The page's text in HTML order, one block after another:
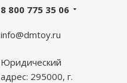
8 800 775 35 06
info@dmtoy.ru
Юридический
адрес: 295000, г.